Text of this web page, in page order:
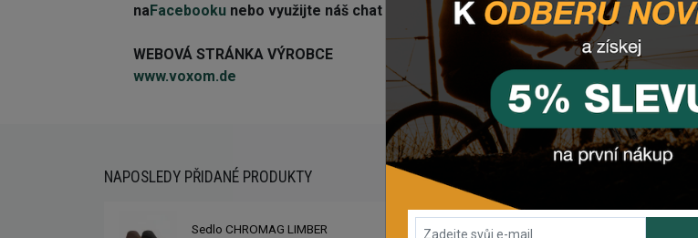
naFacebooku nebo využijte náš chat (modré tlačítko vpravo dole).
WEBOVÁ STRÁNKA VÝROBCE
www.voxom.de
NAPOSLEDY PŘIDANÉ PRODUKTY
Sedlo CHROMAG LIMBER